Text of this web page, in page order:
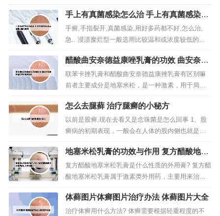
手上有真菌感染怎么治 手上有真菌感染怎
么治用白醋有用吗
手癣,手指裂开,真菌感染,用好多药都不好,怎么治,
急.. 浸渍糜烂型一般选用比较温和或浓度较低的抗
真菌外用制剂，如复方雷锁辛搽剂或上述咪唑类抗
真菌霜剂。有时需要加用干燥性粉剂，如足粉。局
部治疗首选各种抗真菌药物，如咪唑类药物、丙烯
胺类药物，对于角化明显的皮疹可加用角质剥脱剂
以缓解症状；对单纯外用药物...
醋酸曲安奈德益康唑乳膏的功效 曲安奈德
益康唑乳膏作用与功效
联苯卡挫乳膏和醋酸曲安奈德益康挫乳膏有区别嘛
前者主要成分是地塞米松，是一种激素，用于局限
性瘙痒症、神经性皮炎、接触性皮炎、脂溢性皮炎
以及慢性湿疹。而后者含有激素（曲安奈德）和抗
真菌（硝酸益康唑）用于皮肤、黏膜的真菌感染和
湿疹等。加了醋酸，在一定程度上增强了抗真菌感
染的效能，但是在治疗湿疹方面，上述...
怎么去腿藓 治疗腿癣的小秘方
以前是股癣,现在去看又是念珠菌是怎么回事 1、股
癣病的初期表现，一般会在人体的股内侧也就是常
说的大腿内侧，出现红色的，边缘清晰的凸起斑
纹，并且会逐渐向中心蔓延，直至最终连成在一
起。股癣作为真菌引起的皮肤病，其具有非常强的
传染性。2、股癣为体癣的一种，是指股内侧、会
阴、臀部感染真菌后引起的皮肤病。股癣...
地塞米松乳膏的功效与作用 复方醋酸地塞
米松乳膏的功效与作用
复方醋酸地塞米松乳膏是什么性质的外用膏? 复方醋
酸地塞米松乳膏属于激素类外用药，主要用来治疗
过敏性的皮肤病，不能用于治疗青春痘。意见建
议：治疗青春痘可以外用些莫匹罗星软膏，注意不
要挤压患处，避免刺激性的饮食。祝好运。皮炎平
体藓图片体癣图片治疗办法 体藓图片大全
治疗体癣用什么方法? 体癣需要根据轻重程度的不